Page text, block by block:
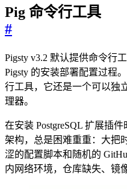
Pig 命令行工具
#
Pigsty v3.2 默认提供命令行
Pigsty 的安装部署配置过程
行工具，它还是一个可以独
理器。
在安装 PostgreSQL 扩展插
架构，总是困难重重：大把
涩的配置脚本和随机的
内网络环境，仓库缺失、镜